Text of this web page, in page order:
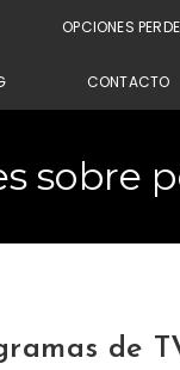
OPCIONES
CONTACTO
sobre
de